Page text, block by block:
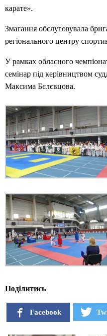
карате».
Змагання обслуговувала
регіонального центру
У рамках обласного
семінар під керівництвом
Максима Бєлєвцова.
Поділитись
Facebook